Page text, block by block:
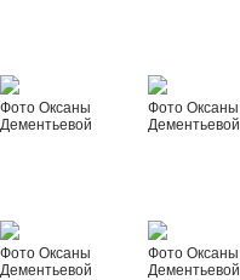
Фото Оксаны
Дементьевой
Фото Оксаны
Дементьевой
Фото Оксаны
Дементьевой
Фото Оксаны
Дементьевой